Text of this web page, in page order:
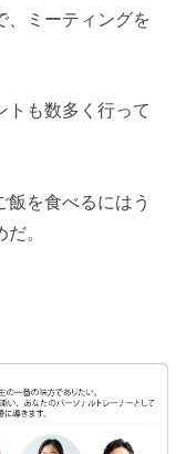
、ミーティングを
トも数多く行って
を食べるにはう
。